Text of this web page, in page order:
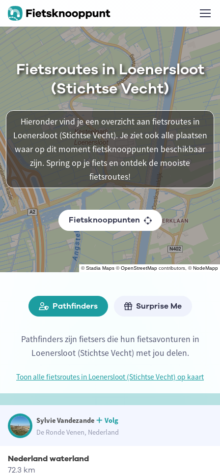
©Stadia Maps ©OpenStreetMap contributors, ©NodeMapp
Fietsroutes in Loenersloot
(Stichtse Vecht)
Hieronder vind je een overzicht aan fietsroutes in
Loenersloot (Stichtse Vecht). Je ziet ook alle plaatsen
waar op dit moment fietsknooppunten beschikbaar
zijn. Spring op je fiets en ontdek de mooiste
fietsroutes!
Fietsknooppunten
Pathfinders Surprise Me
Pathfinders zijn fietsers die hun fietsavonturen in
Loenersloot (Stichtse Vecht) met jou delen.
Toon alle fietsroutes in Loenersloot (Stichtse Vecht) op kaart
Sylvie Vandezande
Volg
De Ronde Venen, Nederland
Nederland waterland
72.3 km